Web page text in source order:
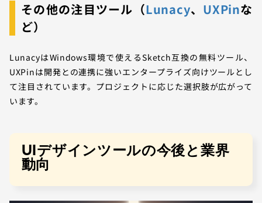
その他の注目ツール（Lunacy、 UXPinな
ど）
LunacyはWindows環境で使えるSketch互換の無料ツール、
UXPinは開発との連携に強いエンタープライズ向けツールとし
て注目されています。プロジェクトに応じた選択肢が広がって
います。
UIデザインツールの今後と業界
動向